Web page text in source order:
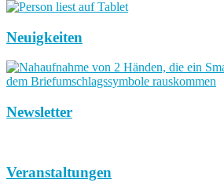
Neuigkeiten
Newsletter
Veranstaltungen